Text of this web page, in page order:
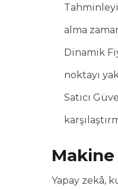
alma
Dinamik
noktayı
Satıcı
Makine
Yapay zekâ,